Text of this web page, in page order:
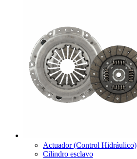
Actuador (Control Hidráulico)
Cilindro esclavo